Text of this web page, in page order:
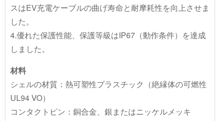
スはEV充電ケーブルの曲げ寿命と耐摩耗性を向上させま
した。
4.優れた保護性能、保護等級はIP67（動作条件）を達成
しました。
材料
シェルの材質：熱可塑性プラスチック（絶縁体の可燃性
UL94 VO）
コンタクトピン：銅合金、銀またはニッケルメッキ